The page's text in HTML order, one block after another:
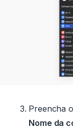
Preencha
Nome da